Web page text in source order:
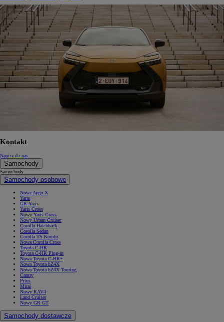
Kontakt
Napisz do nas
Samochody
Samochody
Samochody osobowe
Nowe Aygo X
Yaris
GR Yaris
Yaris Cross
Nowy Yaris Cross
Nowy Urban Cruiser
Corolla Hatchback
Corolla Sedan
Corolla TS Kombi
Nowa Corolla Cross
Toyota C-HR
Toyota C-HR Plug-in
Nowa Toyota C-HR+
Nowa Toyota bZ4X
Nowa Toyota bZ4X Touring
Camry
Prius
Mirai
Nowy RAV4
Land Cruiser
Nowy GR GT
Samochody dostawcze